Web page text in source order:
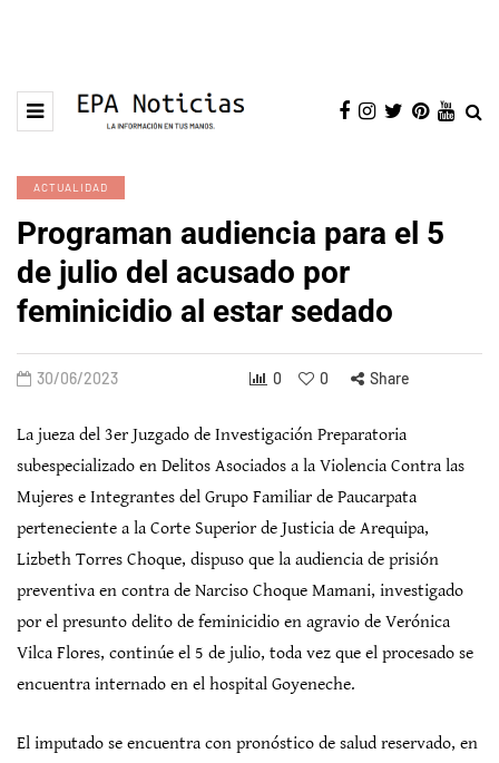
ACTUALIDAD
Programan audiencia para el 5
de julio del acusado por
feminicidio al estar sedado
30/06/2023 0 0 Share
La jueza del 3er Juzgado de Investigación Preparatoria
subespecializado en Delitos Asociados a la Violencia Contra las
Mujeres e Integrantes del Grupo Familiar de Paucarpata
perteneciente a la Corte Superior de Justicia de Arequipa,
Lizbeth Torres Choque, dispuso que la audiencia de prisión
preventiva en contra de Narciso Choque Mamani, investigado
por el presunto delito de feminicidio en agravio de Verónica
Vilca Flores, continúe el 5 de julio, toda vez que el procesado se
encuentra internado en el hospital Goyeneche.
El imputado se encuentra con pronóstico de salud reservado, en